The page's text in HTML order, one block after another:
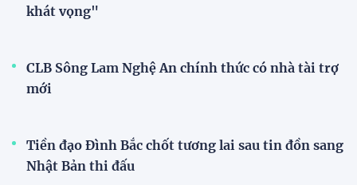
khát vọng"
CLB Sông Lam Nghệ An chính thức có nhà tài trợ
mới
Tiền đạo Đình Bắc chốt tương lai sau tin đồn sang
Nhật Bản thi đấu